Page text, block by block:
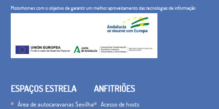
Motorhomes com o objetivo de garantir um melhor aproveitamento das tecnologias de informação
ESPAÇOS ESTRELA
Área de autocaravanas Sevilha
ANFITRIÕES
Acesso de hosts